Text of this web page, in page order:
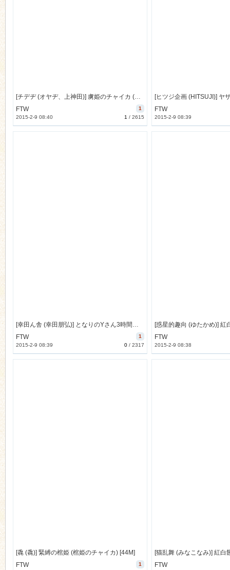
[チデヂ (オヤヂ、上神田)] 虜姫のチャイカ (棺姫のチャイカ) [21M]
1
FTW
1 / 2615
2015-2-9 08:40
FTW
2015-2-9 08:39
[幸田ん舎 (幸田朋弘)] となりのYさん3時間目 (となりの関くん) [46M]真崎ケイ
1
FTW
0/ 2317
2015-2-9 08:39
FTW
2015-2-9 08:38
[毳 (毳)] 緊縛の棺姫 (棺姫のチャイカ) [44M]
1
FTW FTW